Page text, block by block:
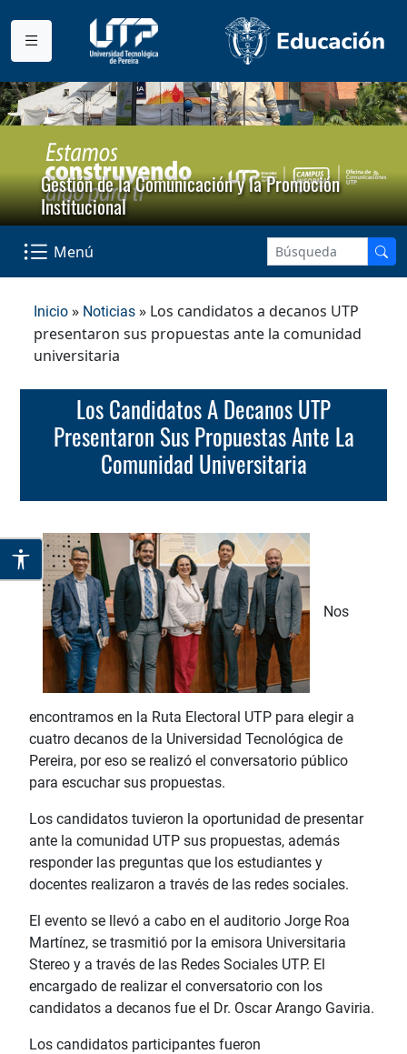
Gestión de la Comunicación y la Promoción
Institucional
Menú
Inicio » Noticias » Los candidatos a decanos UTP
presentaron sus propuestas ante la comunidad
universitaria
Los Candidatos A Decanos UTP
Presentaron Sus Propuestas Ante La
Comunidad Universitaria
Nos
encontramos en la Ruta Electoral UTP para elegir a
cuatro decanos de la Universidad Tecnológica de
Pereira, por eso se realizó el conversatorio público
para escuchar sus propuestas.
Los candidatos tuvieron la oportunidad de presentar
ante la comunidad UTP sus propuestas, además
responder las preguntas que los estudiantes y
docentes realizaron a través de las redes sociales.
El evento se llevó a cabo en el auditorio Jorge Roa
Martínez, se trasmitió por la emisora Universitaria
Stereo y a través de las Redes Sociales UTP. El
encargado de realizar el conversatorio con los
candidatos a decanos fue el Dr. Oscar Arango Gaviria.
Los candidatos participantes fueron